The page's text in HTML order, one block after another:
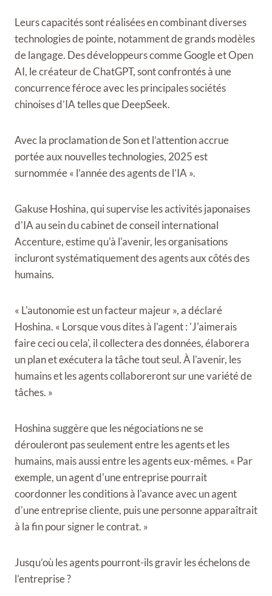
Leurs capacités sont réalisées en combinant diverses
technologies de pointe, notamment de grands modèles
de langage. Des développeurs comme Google et Open
AI, le créateur de ChatGPT, sont confrontés à une
concurrence féroce avec les principales sociétés
chinoises d’IA telles que DeepSeek.
Avec la proclamation de Son et l’attention accrue
portée aux nouvelles technologies, 2025 est
surnommée « l’année des agents de l’IA ».
Gakuse Hoshina, qui supervise les activités japonaises
d'IA au sein du cabinet de conseil international
Accenture, estime qu'à l'avenir, les organisations
incluront systématiquement des agents aux côtés des
humains.
« L'autonomie est un facteur majeur », a déclaré
Hoshina. « Lorsque vous dites à l'agent : 'J'aimerais
faire ceci ou cela', il collectera des données, élaborera
un plan et exécutera la tâche tout seul. À l'avenir, les
humains et les agents collaboreront sur une variété de
tâches. »
Hoshina suggère que les négociations ne se
dérouleront pas seulement entre les agents et les
humains, mais aussi entre les agents eux-mêmes. « Par
exemple, un agent d'une entreprise pourrait
coordonner les conditions à l'avance avec un agent
d'une entreprise cliente, puis une personne apparaîtrait
à la fin pour signer le contrat. »
Jusqu’où les agents pourront-ils gravir les échelons de
l’entreprise ?